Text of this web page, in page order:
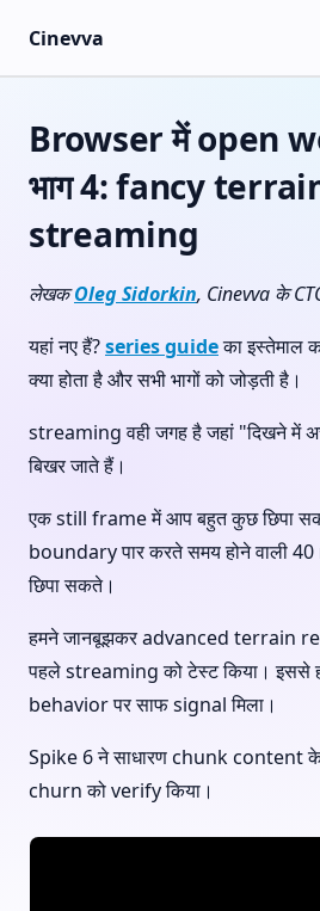
Skip to content
Cinevva
Browser में open
भाग 4: fancy
streaming
लेखकOleg Sidorkin, Cinevva के
यहां नए हैं?series guideका इस्तेमाल
क्या होता है और सभी भागों को जोड़ती है।
streaming वही जगह है जहां "दिखने में
बिखर जाते हैं।
एक still frame में आप बहुत कुछ छिपा
boundary पार करते समय होने वाली
छिपा सकते।
हमने जानबूझकर advanced terrain
पहले streaming को टेस्ट किया।
behavior पर साफ signal मिला।
Spike 6 ने साधारण chunk
churn को verify किया।